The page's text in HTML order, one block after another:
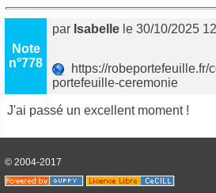
Note
n°778
par Isabelle le 30/10/2025
https://robeportefeuille.fr/
portefeuille-ceremonie
J'ai passé un excellent moment !
© 2004-2017